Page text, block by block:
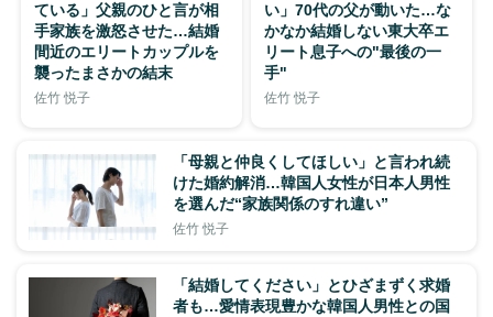
ている」父親のひと言が相
手家族を激怒させた…結婚
間近のエリートカップルを
襲ったまさかの結末
佐竹 悦子
い」70代の父が動いた…な
かなか結婚しない東大卒エ
リート息子への"最後の一
手"
佐竹 悦子
「母親と仲良くしてほしい」と言われ続
けた婚約解消…韓国人女性が日本人男性
を選んだ“家族関係のすれ違い”
佐竹 悦子
「結婚してください」とひざまずく求婚
者も…愛情表現豊かな韓国人男性との国